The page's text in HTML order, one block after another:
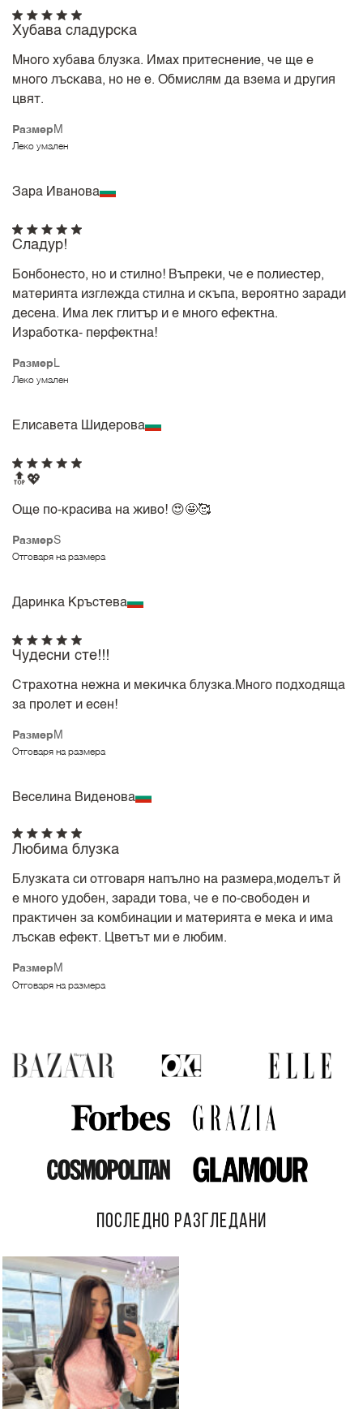
Размер M
Леко умален
Хубава сладурска
Много хубава блузка. Имах притеснение, че ще е
много лъскава, но не е. Обмислям да взема и другия
цвят.
Зара Иванова
Размер L
Леко умален
Сладур!
Бонбонесто, но и стилно! Въпреки, че е полиестер,
материята изглежда стилна и скъпа, вероятно заради
десена. Има лек глитър и е много ефектна.
Изработка- перфектна!
Елисавета Шидерова
РазмерS
Отговаря на размера
🔝💖
Още по-красива на живо! 😍🤩🥰
Даринка Кръстева
Размер M
Отговаря на размера
Чудесни сте!!!
Страхотна нежна и мекичка блузка.Много подходяща
за пролет и есен!
Веселина Виденова
Размер M
Отговаря на размера
Любима блузка
Блузката си отговаря напълно на размера,моделът й
е много удобен, заради това, че е по-свободен и
практичен за комбинации и материята е мека и има
лъскав ефект. Цветът ми е любим.
ПОСЛЕДНО РАЗГЛЕДАНИ